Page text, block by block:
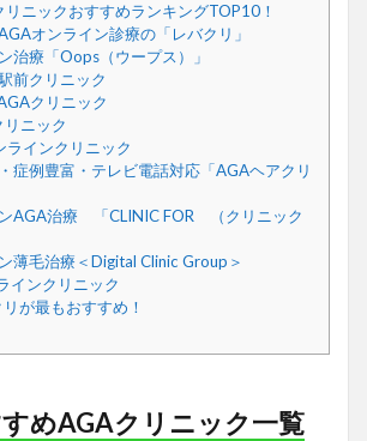
ニックおすすめランキングTOP10！
オンライン診療の「レバクリ」
療「Oops（ウープス）」
前クリニック
クリニック
ニック
インクリニック
例豊富・テレビ電話対応「AGAヘアクリ
AGA治療 「CLINIC FOR （クリニック
毛治療＜Digital Clinic Group＞
ンクリニック
が最もおすすめ！
めAGAクリニック一覧